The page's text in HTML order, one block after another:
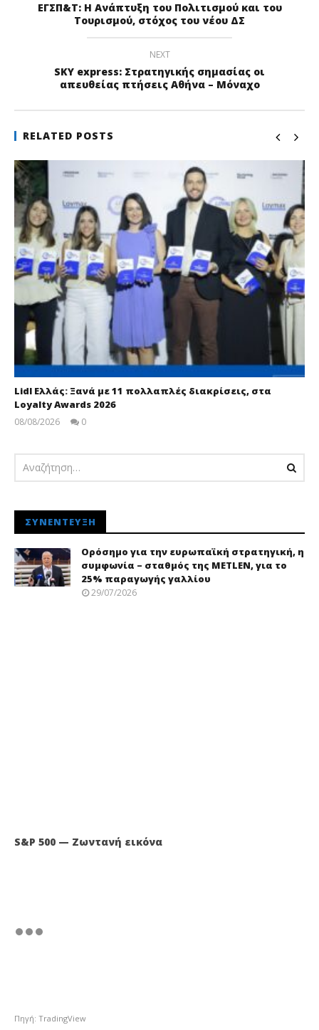
ΕΓΣΠ&Τ: Η Ανάπτυξη του Πολιτισμού και του
Τουρισμού, στόχος του νέου ΔΣ
NEXT
SKY express: Στρατηγικής σημασίας οι
απευθείας πτήσεις Αθήνα – Μόναχο
RELATED POSTS
Lidl Ελλάς: Ξανά με 11 πολλαπλές διακρίσεις, στα
Loyalty Awards 2026
08/08/2026
0
ΣΥΝΈΝΤΕΥΞΗ
Ορόσημο για την ευρωπαϊκή στρατηγική, η
συμφωνία – σταθμός της METLEN, για το
25% παραγωγής γαλλίου
29/07/2026
S&P 500 — Ζωντανή εικόνα
Πηγή: TradingView